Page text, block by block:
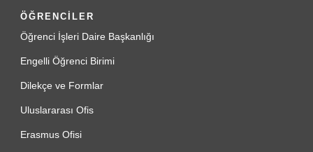
ÖĞRENCİLER
Öğrenci İşleri Daire Başkanlığı
Engelli Öğrenci Birimi
Dilekçe ve Formlar
Uluslararası Ofis
Erasmus Ofisi